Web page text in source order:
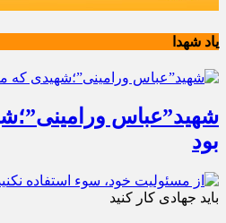
یاد شهدا
شهید”عباس
بود
باید جهادی کار کنید